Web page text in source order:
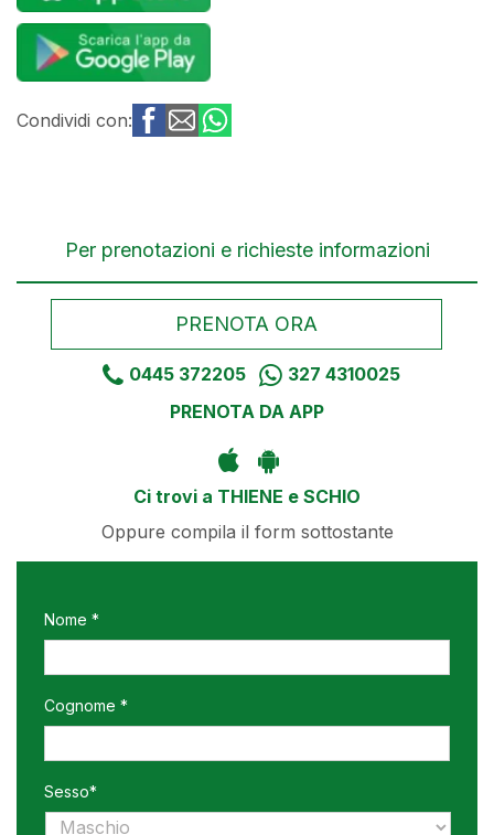
Condividi con:
Per prenotazioni e richieste informazioni
PRENOTA ORA
0445 372205
327 4310025
PRENOTA DA APP
Ci trovi a THIENE e SCHIO
Oppure compila il form sottostante
Nome *
Cognome *
Sesso*